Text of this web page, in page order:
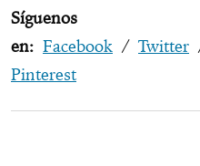
Síguenos
en: Facebook / Twitter
Pinterest